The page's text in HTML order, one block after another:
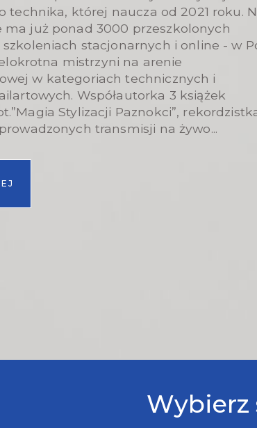
technika, której naucza od 2021 roku.
ma już ponad 3000 przeszkolonych
stacjonarnych i online - w
mistrzyni na arenie
w kategoriach technicznych i
Współautorka 3 książek
Stylizacji Paznokci”,
transmisji na żywo...
Wybierz